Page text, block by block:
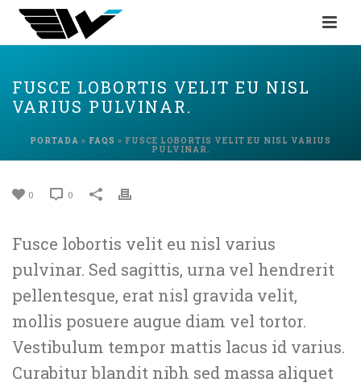
FUSCE LOBORTIS VELIT EU NISL
VARIUS PULVINAR.
PORTADA » FAQS » FUSCE LOBORTIS VELIT EU NISL VARIUS
PULVINAR.
0 0
Fusce lobortis velit eu nisl varius
pulvinar. Sed sagittis, urna vel hendrerit
pellentesque, erat nisl gravida velit,
mollis posuere augue diam vel tortor.
Vestibulum tempor mattis lacus id varius.
Curabitur blandit nibh sed massa aliquet